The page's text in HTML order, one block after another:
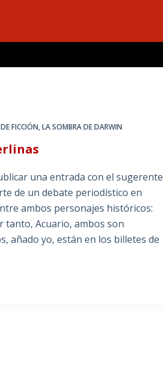
FICCIÓN,LA SOMBRA DE DARWIN
una entrada con el sugerente
de un debate periodístico en
ambos personajes históricos:
tanto, Acuario, ambos son
añado yo, están en los billetes de